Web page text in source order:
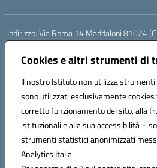
Cookies e altri strumenti di
Il nostro Istituto non utilizza
sono utilizzati esclusivamente
corretto funzionamento del sito, alla
istituzionali e alla sua accessibilità –
strumenti statistici anonimizzati
Analytics Italia.
Indirizzo:Via Roma 14 Maddaloni 81024
Centralino:
Posta elettronica certificata (PEC):
Codice fiscale: 80006190617
Codice meccanografico:CEIC8AN00R
Codice Indice delle Pubbliche
Codice unico di fatturazione (CUF): UFORSV
Hosting & Powered by